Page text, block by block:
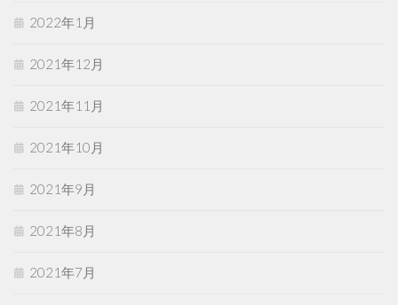
2022年1月
2021年12月
2021年11月
2021年10月
2021年9月
2021年8月
2021年7月